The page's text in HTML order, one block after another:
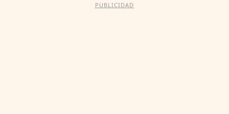
PUBLICIDAD